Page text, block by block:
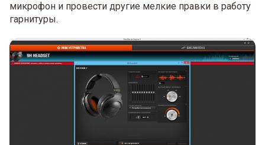
микрофон и провести другие мелкие правки в работу
гарнитуры.